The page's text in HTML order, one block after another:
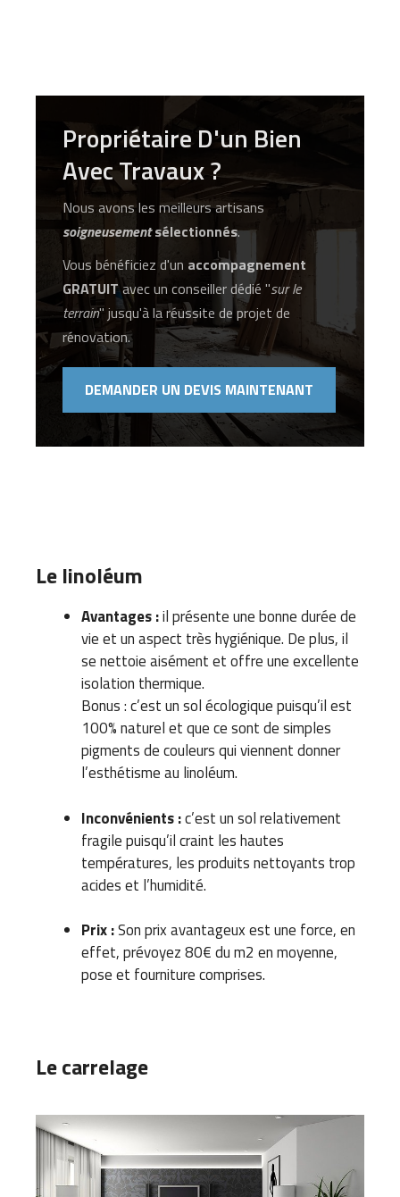
Propriétaire D'un Bien
Avec Travaux ?
Nous avons les meilleurs artisans
soigneusementsélectionnés.
Vous bénéficiez d'un accompagnement
GRATUITavec un conseiller dédié "sur le
terrain" jusqu'à la réussite de projet de
rénovation.
DEMANDER UN DEVIS MAINTENANT
Le linoléum
Avantages :il présente une bonne durée de
vie et un aspect très hygiénique. De plus, il
se nettoie aisément et offre une excellente
isolation thermique.
Bonus : c’est un sol écologique puisqu’il est
100% naturel et que ce sont de simples
pigments de couleurs qui viennent donner
l’esthétisme au linoléum.
Inconvénients :c’est un sol relativement
fragile puisqu’il craint les hautes
températures, les produits nettoyants trop
acides et l’humidité.
Prix :Son prix avantageux est une force, en
effet, prévoyez 80€ du m2 en moyenne,
pose et fourniture comprises.
Le carrelage